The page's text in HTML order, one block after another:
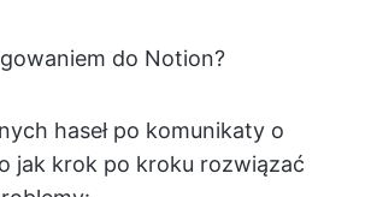
do Notion?
haseł po komunikaty o
jak krok po kroku rozwiązać